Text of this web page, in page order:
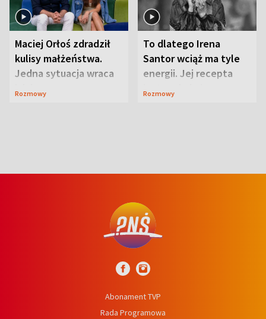
Maciej Orłoś zdradził
kulisy małżeństwa.
Jedna sytuacja wraca
jak bumerang
Rozmowy
To dlatego Irena
Santor wciąż ma tyle
energii. Jej recepta
jest zaskakująco
Rozmowy
Abonament TVP
Rada Programowa